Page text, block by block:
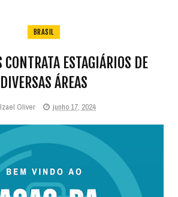
BRASIL
ESTAGIÁRIOS DE
DIVERSAS ÁREAS
Izael Oliver junho 17, 2024